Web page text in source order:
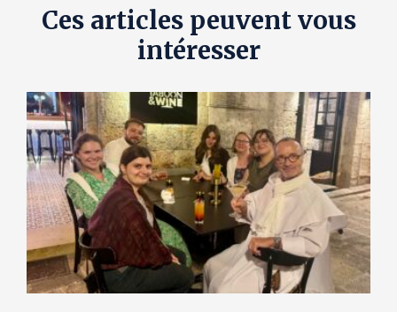
Ces articles peuvent vous
intéresser